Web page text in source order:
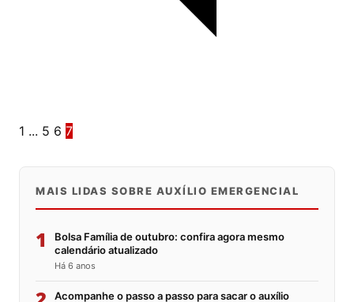
1 ... 5 6 7
MAIS LIDAS SOBRE AUXÍLIO EMERGENCIAL
1
Bolsa Família de outubro: confira agora mesmo
calendário atualizado
Há 6 anos
Acompanhe o passo a passo para sacar o auxílio